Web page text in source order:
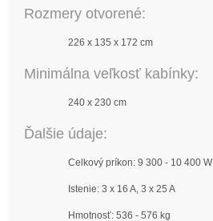
Rozmery otvorené:
226 x 135 x 172 cm
Minimálna veľkosť kabínky:
240 x 230 cm
Ďalšie údaje:
Celkový príkon: 9 300 - 10 400 W
Istenie: 3 x 16 A, 3 x 25 A
Hmotnosť: 536 - 576 kg